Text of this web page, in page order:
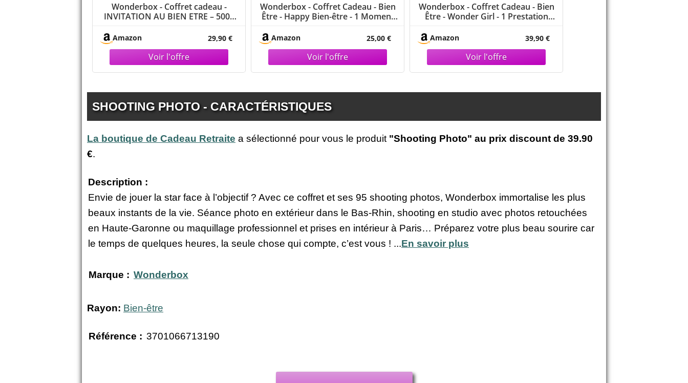
Wonderbox - Coffret cadeau -
INVITATION AU BIEN ETRE – 5000
agrumes, beautés des mains, accès
Amazon 29,90 €
Wonderbox - Coffret Cadeau - Bien
Être - Happy Bien-être - 1 Moment
Amazon 25,00 €
Wonderbox - Coffret Cadeau - Bien
Être - Wonder Girl - 1 Prestation
Amazon 39,90 €
SHOOTING PHOTO - CARACTÉRISTIQUES
La boutique de Cadeau Retraite a sélectionné pour vous le produit "Shooting Photo" au prix discount de 39.90
€.
Description :
Envie de jouer la star face à l’objectif ? Avec ce coffret et ses 95 shooting photos, Wonderbox immortalise les plus
beaux instants de la vie. Séance photo en extérieur dans le Bas-Rhin, shooting en studio avec photos retouchées
en Haute-Garonne ou maquillage professionnel et prises en intérieur à Paris… Préparez votre plus beau sourire car
le temps de quelques heures, la seule chose qui compte, c’est vous ! ...En savoir plus
Marque : Wonderbox
Rayon: Bien-être
Référence : 3701066713190